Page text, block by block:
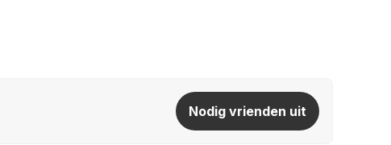
Nodig vrienden uit